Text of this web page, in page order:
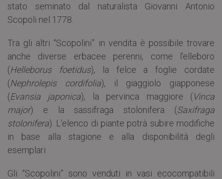
stato seminato dal naturalista Giovanni Antonio
Scopoli nel 1778.
Tra gli altri “Scopolini” in vendita è possibile trovare
anche diverse erbacee perenni, come l’elleboro
(Helleborus foetidus), la felce a foglie cordate
(Nephrolepis cordifolia), il giaggiolo giapponese
(Evansia japonica), la pervinca maggiore (Vinca
major) e la sassifraga stolonifera (Saxifraga
stolonifera). L’elenco di piante potrà subire modifiche
in base alla stagione e alla disponibilità degli
esemplari.
Gli “Scopolini” sono venduti in vasi ecocompatibili